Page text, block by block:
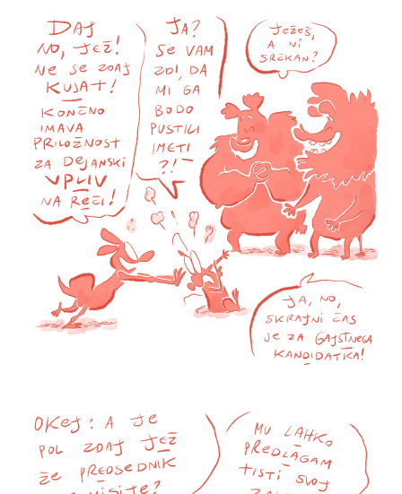
Volt Europa
Volt Evropa je hitro rastoče gibanje, ki si
prizadeva za bolj demokratično in federalno
Evropo. Kot prva panevropska stranka želi
preseči nacionalne interese in reševati skupne
izzive, kot so podnebne spremembe,
digitalizacija in socialna pravičnost, ter zgraditi
enotno Evropo na temeljih solidarnosti in
sodelovanja.
Volt Evropa Spletna stran